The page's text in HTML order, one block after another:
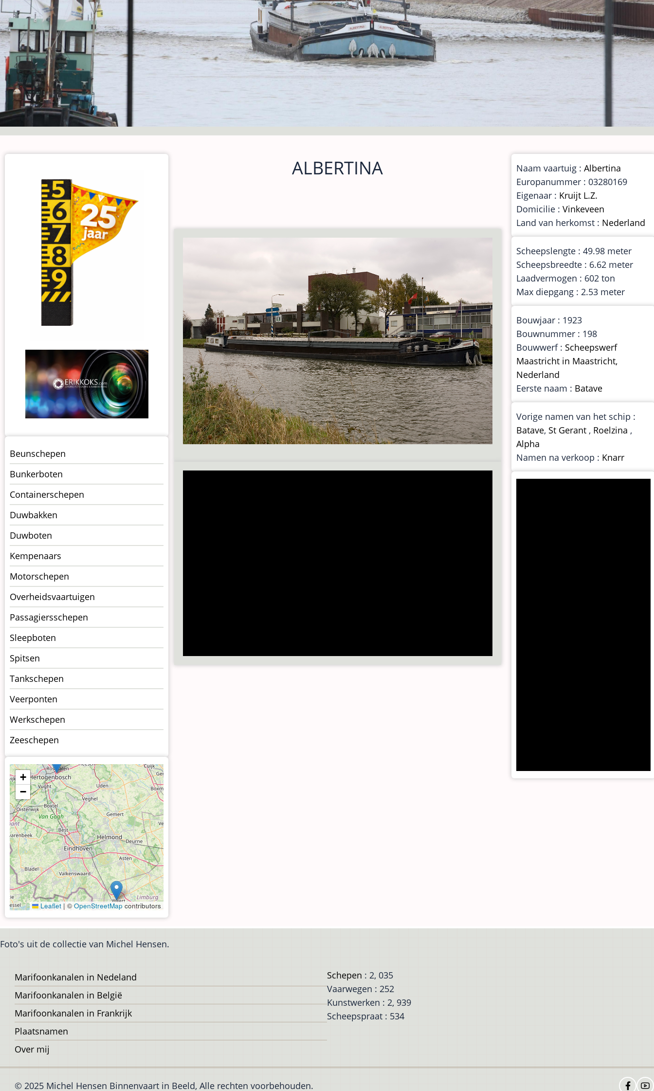
ALBERTINA
Menu
Schepen
Beunschepen
Bunkerboten
Containerschepen
Duwbakken
Duwboten
Kempenaars
Motorschepen
Overheidsvaartuigen
Passagiersschepen
Sleepboten
Spitsen
Tankschepen
Veerponten
Werkschepen
Zeeschepen
+
−
Leaflet | © OpenStreetMapcontributors
Naam vaartuig :Albertina
Europanummer : 03280169
Eigenaar : Kruijt L.Z.
Domicilie :Vinkeveen
Land van herkomst : Nederland
Scheepslengte : 49.98 meter
Scheepsbreedte : 6.62 meter
Laadvermogen : 602 ton
Max diepgang : 2.53 meter
Bouwjaar : 1923
Bouwnummer : 198
Bouwwerf : Scheepswerf
Maastricht in Maastricht,
Nederland
Eerste naam : Batave
Vorige namen van het schip :
Batave, St Gerant , Roelzina ,
Alpha
Namen na verkoop : Knarr
Foto's uit de collectie van Michel Hensen.
Voet
Marifoonkanalen in Nedeland
Marifoonkanalen in België
Marifoonkanalen in Frankrijk
Plaatsnamen
Over mij
Schepen : 2, 035
Vaarwegen : 252
Kunstwerken : 2, 939
Scheepspraat : 534
© 2025 Michel Hensen Binnenvaart in Beeld, Alle rechten voorbehouden.